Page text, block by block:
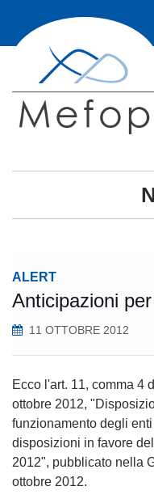
ALERT
Anticipazioni
11 OTTOBRE 2012
Ecco l'art. 11, comma 4
ottobre 2012,
funzionamento degli
disposizioni in favore
2012", pubblicato nella
ottobre 2012.